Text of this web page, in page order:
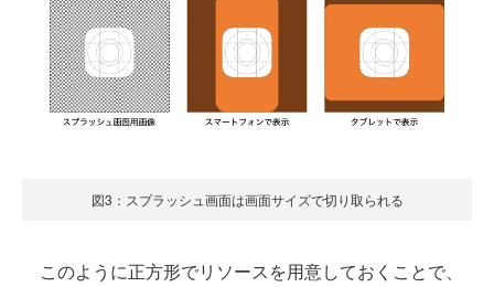
図3：スプラッシュ画面は画面サイズで切り取られる
このように正方形でリソースを用意しておくことで、